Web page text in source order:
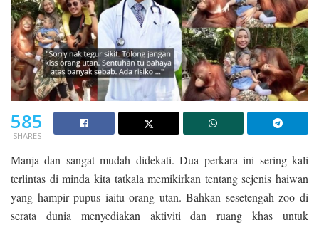
585
SHARES
Manja dan sangat mudah didekati. Dua perkara ini sering kali
terlintas di minda kita tatkala memikirkan tentang sejenis haiwan
yang hampir pupus iaitu orang utan. Bahkan sesetengah zoo di
serata dunia menyediakan aktiviti dan ruang khas untuk